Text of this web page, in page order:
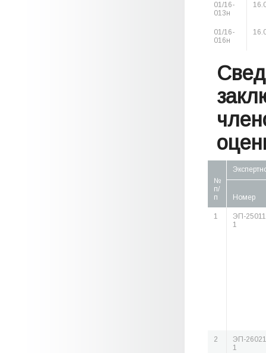
01/16-
013н
01/16-
016н
№
п/
п
Номер
1
ЭП-
1
2
ЭП-
1